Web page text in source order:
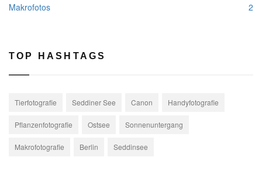
Makrofotos 2
TOP HASHTAGS
Tierfotografie Seddiner See Canon Handyfotografie
Pflanzenfotografie Ostsee Sonnenuntergang
Makrofotografie Berlin Seddinsee